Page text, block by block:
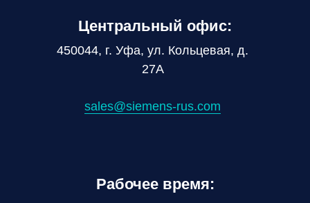
450044, г. Уфа, ул. Кольцевая, д.
27А
sales@siemens-rus.com
Центральный офис:
Рабочее время: